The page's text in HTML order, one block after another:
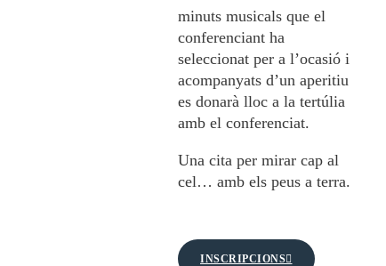
minuts musicals que el
conferenciant ha
seleccionat per a l’ocasió i
acompanyats d’un aperitiu
es donarà lloc a la tertúlia
amb el conferenciat.
Una cita per mirar cap al
cel… amb els peus a terra.
INSCRIPCIONS